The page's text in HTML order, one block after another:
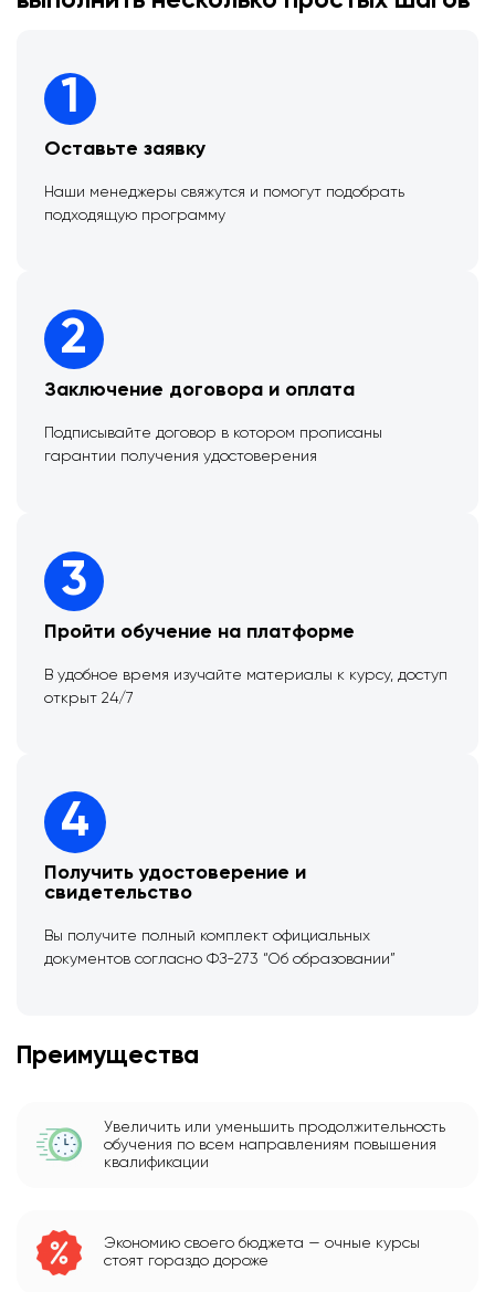
1
Оставьте заявку
Наши менеджеры свяжутся и помогут подобрать
подходящую программу
2
Заключение договора и оплата
Подписывайте договор в котором прописаны
гарантии получения удостоверения
3
Пройти обучение на платформе
В удобное время изучайте материалы к курсу, доступ
открыт 24/7
4
Получить удостоверение и
свидетельство
Вы получите полный комплект официальных
документов согласно ФЗ-273 “Об образовании”
Преимущества
Увеличить или уменьшить продолжительность
обучения по всем направлениям повышения
квалификации
Экономию своего бюджета — очные курсы
стоят гораздо дороже